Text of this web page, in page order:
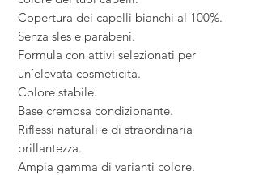
Copertura dei capelli bianchi al 100%.
Senza sles e parabeni.
Formula con attivi selezionati per
un’elevata cosmeticità.
Colore stabile.
Base cremosa condizionante.
Riflessi naturali e di straordinaria
brillantezza.
Ampia gamma di varianti colore.